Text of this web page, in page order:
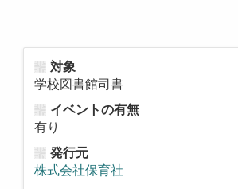
対象
学校図書館司書
イベントの有無
有り
発行元
株式会社保育社